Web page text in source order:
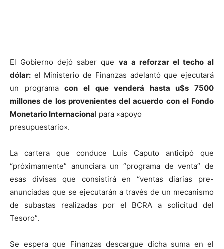
El Gobierno dejó saber que va a reforzar el techo al
dólar: el Ministerio de Finanzas adelantó que ejecutará
un programacon el que venderá hasta u$s 7500
millones de los provenientes del acuerdo con el Fondo
Monetario Internacional para «apoyo
presupuestario».
La cartera que conduce Luis Caputo anticipó que
“próximamente” anunciara un “programa de venta” de
esas divisas que consistirá en “ventas diarias pre-
anunciadas que se ejecutarán a través de un mecanismo
de subastas realizadas por el BCRA a solicitud del
Tesoro”.
Se espera que Finanzas descargue dicha suma en el